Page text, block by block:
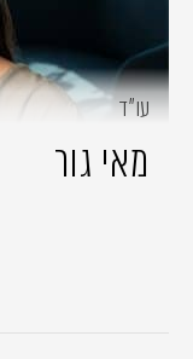
עו״ד
מאי גור